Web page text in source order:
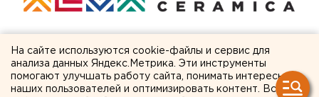
ЧИТАЙТЕ ТАКЖЕ:
Из-за БПЛА загорелся НПЗ в Краснодарском
На сайте используются cookie-файлы и сервис для
анализа данных Яндекс.Метрика. Эти инструменты
помогают улучшать работу сайта, понимать интересы
наших пользователей и оптимизировать контент. Вся